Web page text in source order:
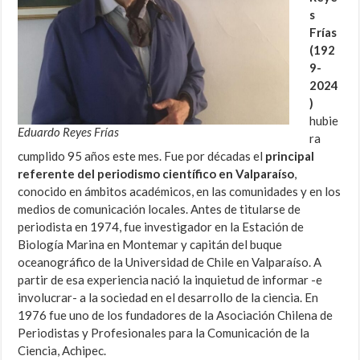
Eduardo Reyes Frías
s
Frías
(192
9-
2024
)
hubie
ra
cumplido 95 años este mes. Fue por décadas el principal
referente del periodismo científico en Valparaíso,
conocido en ámbitos académicos, en las comunidades y en los
medios de comunicación locales. Antes de titularse de
periodista en 1974, fue investigador en la Estación de
Biología Marina en Montemar y capitán del buque
oceanográfico de la Universidad de Chile en Valparaíso. A
partir de esa experiencia nació la inquietud de informar -e
involucrar- a la sociedad en el desarrollo de la ciencia. En
1976 fue uno de los fundadores de la Asociación Chilena de
Periodistas y Profesionales para la Comunicación de la
Ciencia, Achipec.